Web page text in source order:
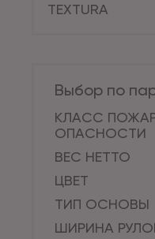
TEXTURA
Выбор по
КЛАСС
ОПАСНОСТИ
ВЕС НЕТТО
ЦВЕТ
ТИП ОСНОВЫ
ШИРИНА